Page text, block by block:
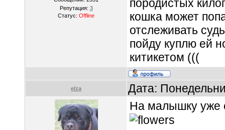
Репутация: 3
Статус: Offline
породистых
кошка может
отслеживать
пойду куплю ей
китикетом (((
elza Дата:
На малышку уже